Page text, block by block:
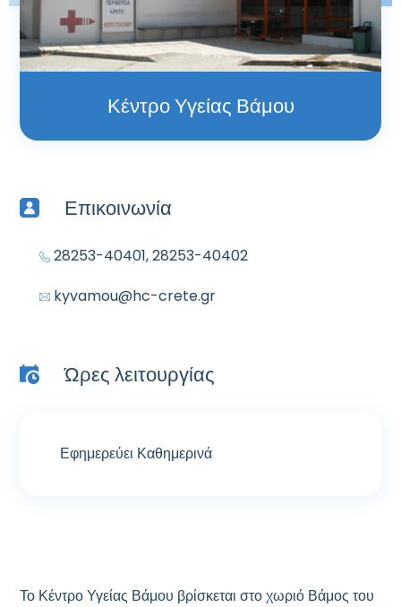
Κέντρο Υγείας Βάμου
Επικοινωνία
28253-40401, 28253-40402
kyvamou@hc-crete.gr
Ώρες λειτουργίας
Εφημερεύει Καθημερινά
Το Κέντρο Υγείας Βάμου βρίσκεται στο χωριό Βάμος του